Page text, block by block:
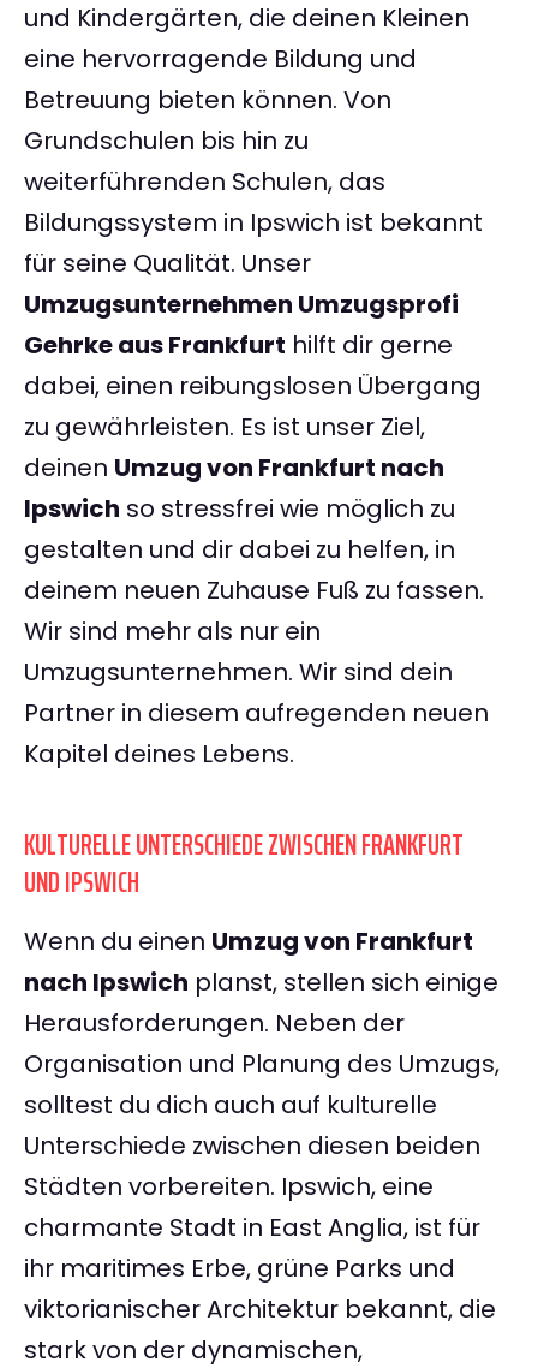
und Kindergärten, die deinen Kleinen
eine hervorragende Bildung und
Betreuung bieten können. Von
Grundschulen bis hin zu
weiterführenden Schulen, das
Bildungssystem in Ipswich ist bekannt
für seine Qualität. Unser
Umzugsunternehmen Umzugsprofi
Gehrke aus Frankfurt hilft dir gerne
dabei, einen reibungslosen Übergang
zu gewährleisten. Es ist unser Ziel,
deinen Umzug von Frankfurt nach
Ipswich so stressfrei wie möglich zu
gestalten und dir dabei zu helfen, in
deinem neuen Zuhause Fuß zu fassen.
Wir sind mehr als nur ein
Umzugsunternehmen. Wir sind dein
Partner in diesem aufregenden neuen
Kapitel deines Lebens.
KULTURELLE UNTERSCHIEDE ZWISCHEN FRANKFURT
UND IPSWICH
Wenn du einen Umzug von Frankfurt
nach Ipswich planst, stellen sich einige
Herausforderungen. Neben der
Organisation und Planung des Umzugs,
solltest du dich auch auf kulturelle
Unterschiede zwischen diesen beiden
Städten vorbereiten. Ipswich, eine
charmante Stadt in East Anglia, ist für
ihr maritimes Erbe, grüne Parks und
viktorianischer Architektur bekannt, die
stark von der dynamischen,